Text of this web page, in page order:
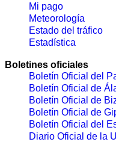
Mi pago
Meteorología
Estado del tráfico
Estadística
Boletines oficiales
Boletín Oficial del
Boletín Oficial de
Boletín Oficial de
Boletín Oficial de
Boletín Oficial del
Diario Oficial de la